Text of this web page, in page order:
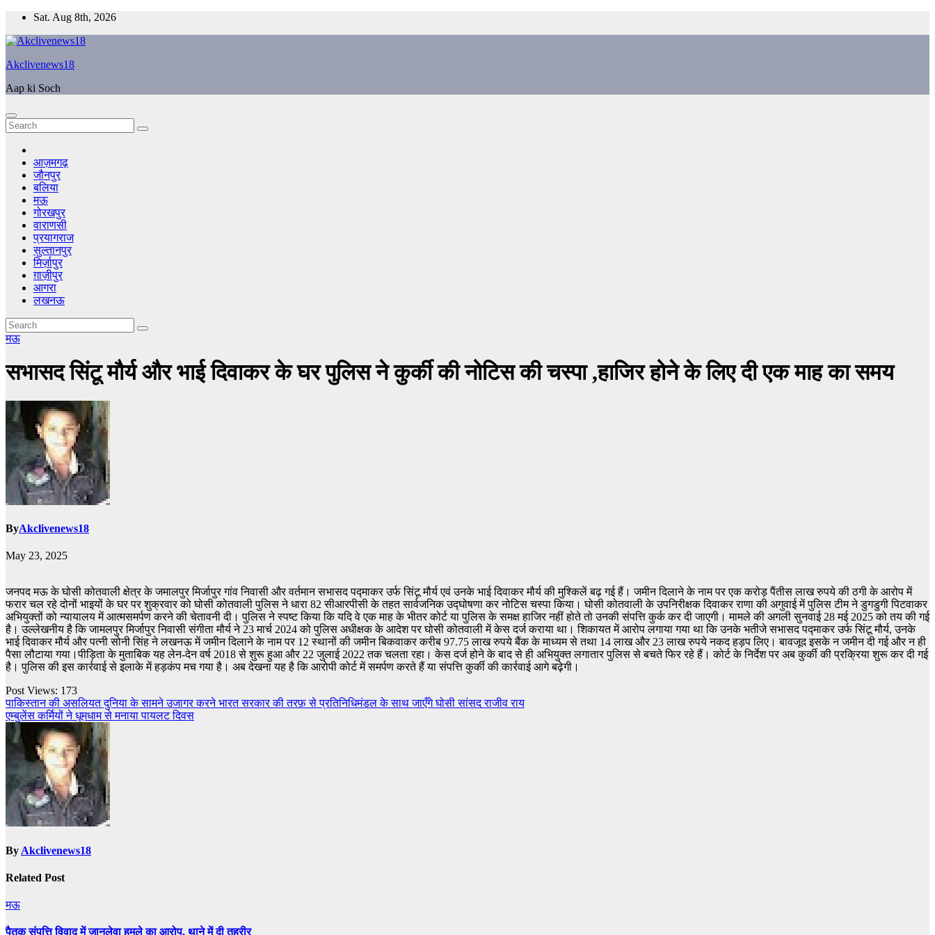
Skip
content
Sat. Aug 8th, 2026
Akclivenews18
Aap ki Soch
आज़मगढ़
जौनपुर
बलिया
मऊ
गोरखपुर
वाराणसी
प्रयागराज
सुल्तानपुर
मिर्ज़ापुर
ग़ाज़ीपुर
आगरा
लखनऊ
मऊ
सभासद सिंटू मौर्य और भाई दिवाकर के घर पुलिस ने कुर्की की नोटिस की चस्पा ,हाजिर होने के लिए दी एक माह का समय
ByAkclivenews18
May 23, 2025
जनपद मऊ के घोसी कोतवाली क्षेत्र के जमालपुर मिर्जापुर गांव निवासी और वर्तमान सभासद पद्माकर उर्फ सिंटू मौर्य एवं उनके भाई दिवाकर मौर्य की मुश्किलें बढ़ गई हैं। जमीन दिलाने के नाम पर एक करोड़ पैंतीस लाख रुपये की ठगी के आरोप में
फरार चल रहे दोनों भाइयों के घर पर शुक्रवार को घोसी कोतवाली पुलिस ने धारा 82 सीआरपीसी के तहत सार्वजनिक उद्घोषणा कर नोटिस चस्पा किया। घोसी कोतवाली के उपनिरीक्षक दिवाकर राणा की अगुवाई में पुलिस टीम ने डुगडुगी पिटवाकर
अभियुक्तों को न्यायालय में आत्मसमर्पण करने की चेतावनी दी। पुलिस ने स्पष्ट किया कि यदि वे एक माह के भीतर कोर्ट या पुलिस के समक्ष हाजिर नहीं होते तो उनकी संपत्ति कुर्क कर दी जाएगी। मामले की अगली सुनवाई 28 मई 2025 को तय की गई
है। उल्लेखनीय है कि जामलपुर मिर्जापुर निवासी संगीता मौर्य ने 23 मार्च 2024 को पुलिस अधीक्षक के आदेश पर घोसी कोतवाली में केस दर्ज कराया था। शिकायत में आरोप लगाया गया था कि उनके भतीजे सभासद पद्माकर उर्फ सिंटू मौर्य, उनके
भाई दिवाकर मौर्य और पत्नी सोनी सिंह ने लखनऊ में जमीन दिलाने के नाम पर 12 स्थानों की जमीन बिकवाकर करीब 97.75 लाख रुपये बैंक के माध्यम से तथा 14 लाख और 23 लाख रुपये नकद हड़प लिए। बावजूद इसके न जमीन दी गई और न ही
पैसा लौटाया गया।पीड़िता के मुताबिक यह लेन-देन वर्ष 2018 से शुरू हुआ और 22 जुलाई 2022 तक चलता रहा। केस दर्ज होने के बाद से ही अभियुक्त लगातार पुलिस से बचते फिर रहे हैं। कोर्ट के निर्देश पर अब कुर्की की प्रक्रिया शुरू कर दी गई
है। पुलिस की इस कार्रवाई से इलाके में हड़कंप मच गया है। अब देखना यह है कि आरोपी कोर्ट में समर्पण करते हैं या संपत्ति कुर्की की कार्रवाई आगे बढ़ेगी।
Post Views: 173
Post
navigation
पाकिस्तान की असलियत दुनिया के सामने उजागर करने भारत सरकार की तरफ़ से प्रतिनिधिमंडल के साथ जाएँगे घोसी सांसद राजीव राय
एम्बुलेंस कर्मियों ने धूमधाम से मनाया पायलट दिवस
By Akclivenews18
Related Post
मऊ
पैतृक संपत्ति विवाद में जानलेवा हमले का आरोप, थाने में दी तहरीर